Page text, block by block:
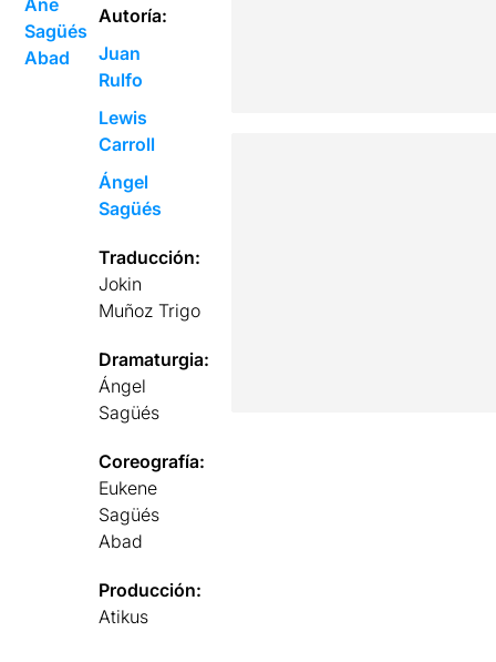
Sagüés
Abad
Autoría:
Juan
Rulfo
Lewis
Carroll
Ángel
Sagüés
Traducción:
Jokin
Muñoz Trigo
Dramaturgia:
Ángel
Sagüés
Coreografía:
Eukene
Sagüés
Abad
Producción:
Atikus